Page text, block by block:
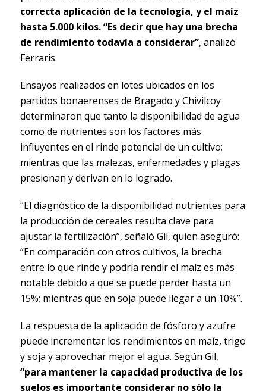
correcta aplicación de la tecnología, y el maíz
hasta 5.000 kilos. “Es decir que hay una brecha
de rendimiento todavía a considerar”, analizó
Ferraris.
Ensayos realizados en lotes ubicados en los
partidos bonaerenses de Bragado y Chivilcoy
determinaron que tanto la disponibilidad de agua
como de nutrientes son los factores más
influyentes en el rinde potencial de un cultivo;
mientras que las malezas, enfermedades y plagas
presionan y derivan en lo logrado.
“El diagnóstico de la disponibilidad nutrientes para
la producción de cereales resulta clave para
ajustar la fertilización”, señaló Gil, quien aseguró:
“En comparación con otros cultivos, la brecha
entre lo que rinde y podría rendir el maíz es más
notable debido a que se puede perder hasta un
15%; mientras que en soja puede llegar a un 10%”.
La respuesta de la aplicación de fósforo y azufre
puede incrementar los rendimientos en maíz, trigo
y soja y aprovechar mejor el agua. Según Gil,
“para mantener la capacidad productiva de los
suelos es importante considerar no sólo la